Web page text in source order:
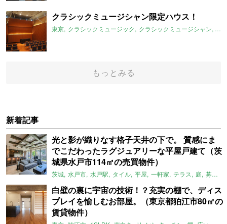
クラシックミュージシャン限定ハウス！
東京 クラシックミュージック クラシックミュージシャン 防
もっとみる
新着記事
光と影が織りなす格子天井の下で。 質感にま
でこだわったラグジュアリーな平屋戸建て（茨
城県水戸市114㎡の売買物件）
茨城 水戸市 水戸駅 タイル 平屋 一軒家 テラス 庭 募集中
白壁の裏に宇宙の技術！？充実の棚で、ディス
プレイを愉しむお部屋。（東京都狛江市80㎡の
賃貸物件）